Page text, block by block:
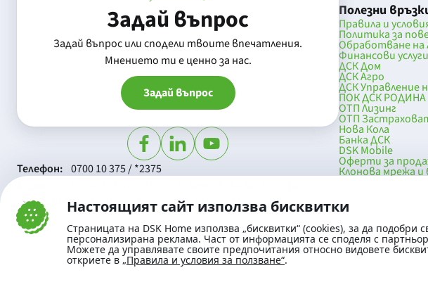
Настоящият сайт използва бисквитки
Страницата на DSK Home използва „бисквитки“ (cookies), за да
персонализирана реклама. Част от информацията се споделя с
Можете да управлявате своите предпочитания относно видовете
откриете в „Правила и условия за ползване“.
Задай въпрос
Задай въпрос или сподели твоите впечатления.
Mнението ти е ценно за нас.
Задай въпрос
Телефон:
SWIFT/BIC:
0700 10 375 / *2375
BIC/SWIFT на Банка ДСК: STSABGSF
Полезни
Правила и
Политика за
Обработване на
Финансови
ДСК Дом
ДСК Агро
ДСК Управление
ПОК ДСК РОДИНА
ОТП Лизинг
ОТП
Нова Кола
Банка ДСК
DSK Mobile
Оферти за
Клонова мрежа